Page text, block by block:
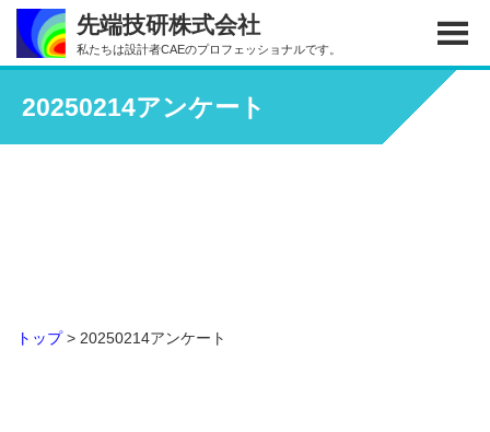
Skip
main
content
Skip
footer
先端技研株式会社
私たちは設計者CAEのプロフェッショナルです。
20250214アンケート
トップ> 20250214アンケート